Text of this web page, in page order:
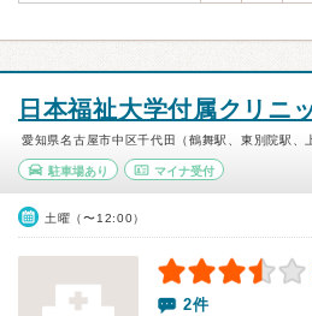
日本福祉大学付属クリニ
愛知県名古屋市中区千代田（鶴舞駅、東別院駅、
駐車場あり マイナ受付
土曜（〜12:00）
2件